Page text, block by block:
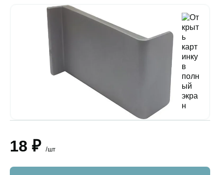
18 ₽ /шт